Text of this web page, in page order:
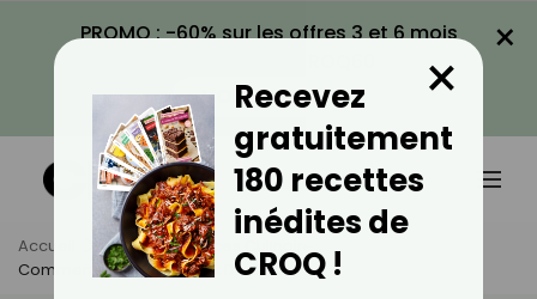
PROMO : -60% sur les offres 3 et 6 mois
VOIR LA PROMO
×
Accueil Actus
Astuces Culinaires
Comment Cuisiner La Noix De Coco ?
Recevez
gratuitement
180 recettes
inédites de
CROQ !
×